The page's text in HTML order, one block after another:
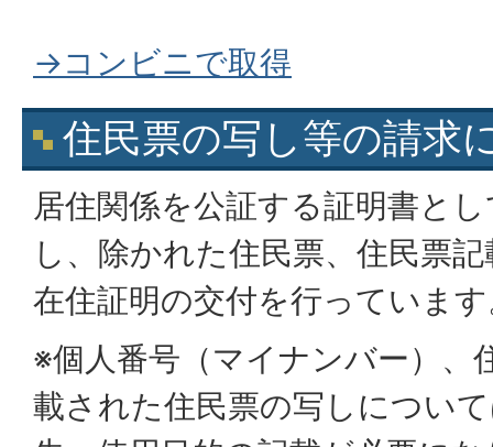
→コンビニで取得
住民票の写し等の請求
居住関係を公証する証明書と
し、除かれた住民票、住民票
在住証明の交付を行っていま
※個人番号（マイナンバー）、
載された住民票の写しについ